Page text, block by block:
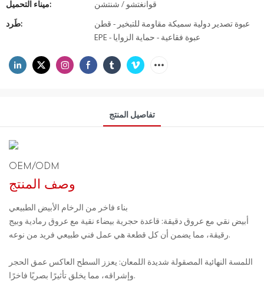
ميناء التحميل: قوانغتشو / شنتشن
طَرد:
عبوة تصدير دولية سميكة مقاومة للتبخير - قطن
EPE - عبوة فقاعية - حماية الزوايا
تفاصيل المنتج
OEM/ODM
وصف المنتج
بناء فاخر من الرخام الأبيض الطبيعي
أبيض نقي مع عروق دقيقة: قاعدة حجرية بيضاء نقية مع عروق رمادية وبيج
رقيقة، مما يضمن أن كل قطعة هي عمل فني طبيعي فريد من نوعه.
اللمسة النهائية المصقولة شديدة اللمعان: يعزز السطح العاكس عمق الحجر
وإشراقه، مما يخلق تأثيرًا بصريًا فاخرًا.